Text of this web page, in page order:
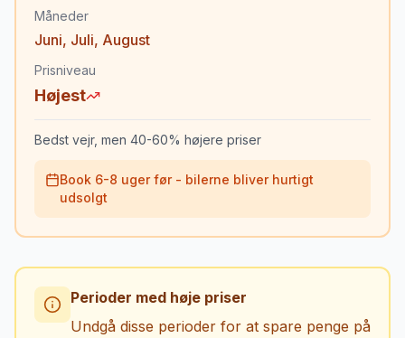
Måneder
Juni, Juli, August
Prisniveau
Højest
Bedst vejr, men 40-60% højere priser
Book 6-8 uger før - bilerne bliver hurtigt
udsolgt
Perioder med høje priser
Undgå disse perioder for at spare penge på